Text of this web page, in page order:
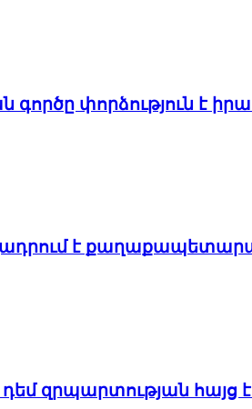
փորձություն է
է
զրպարտության հայց է